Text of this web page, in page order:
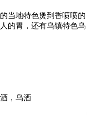
当地特色煲到香喷喷的
的胃，还有乌镇特色乌
，乌酒